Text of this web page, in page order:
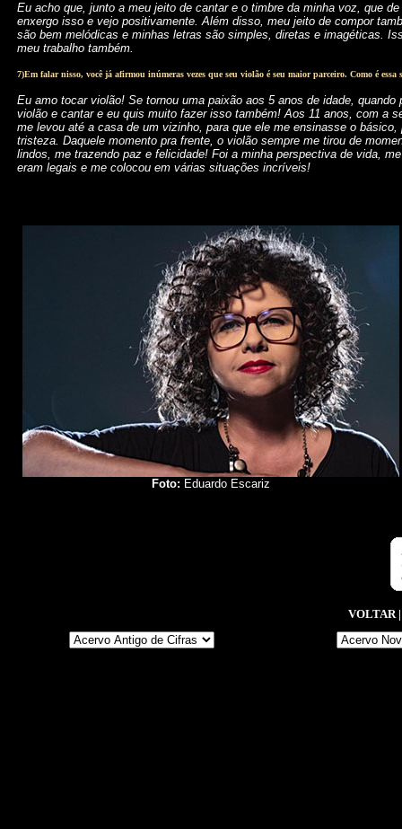
Eu acho que, junto a meu jeito de cantar e o timbre da minha voz, que
enxergo isso e vejo positivamente. Além disso, meu jeito de compor
são bem melódicas e minhas letras são simples, diretas e imagéticas.
meu trabalho também.
7)Em falar nisso, você já afirmou inúmeras vezes que seu violão é seu maior parceiro. Como é essa
Eu amo tocar violão! Se tornou uma paixão aos 5 anos de idade,
violão e cantar e eu quis muito fazer isso também! Aos 11 anos, com a
me levou até a casa de um vizinho, para que ele me ensinasse o
tristeza. Daquele momento pra frente, o violão sempre me tirou de
lindos, me trazendo paz e felicidade! Foi a minha perspectiva de vida,
eram legais e me colocou em várias situações incríveis!
Foto: Eduardo Escariz
VOLTAR|